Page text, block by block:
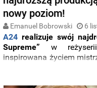
nowy poziom!
Emanuel Bobrowski 6
A24 realizuje swój
Supreme” w reżyserii
inspirowana życiem